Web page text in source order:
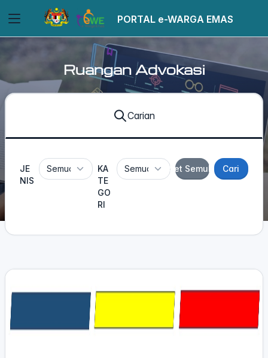
PORTAL e-WARGA EMAS
Ruangan Advokasi
Carian
JE
NIS
KA
TE
GO
RI
Set Semula Cari